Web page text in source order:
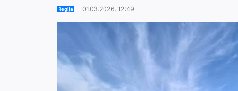
Regija 01.03.2026. 12:49